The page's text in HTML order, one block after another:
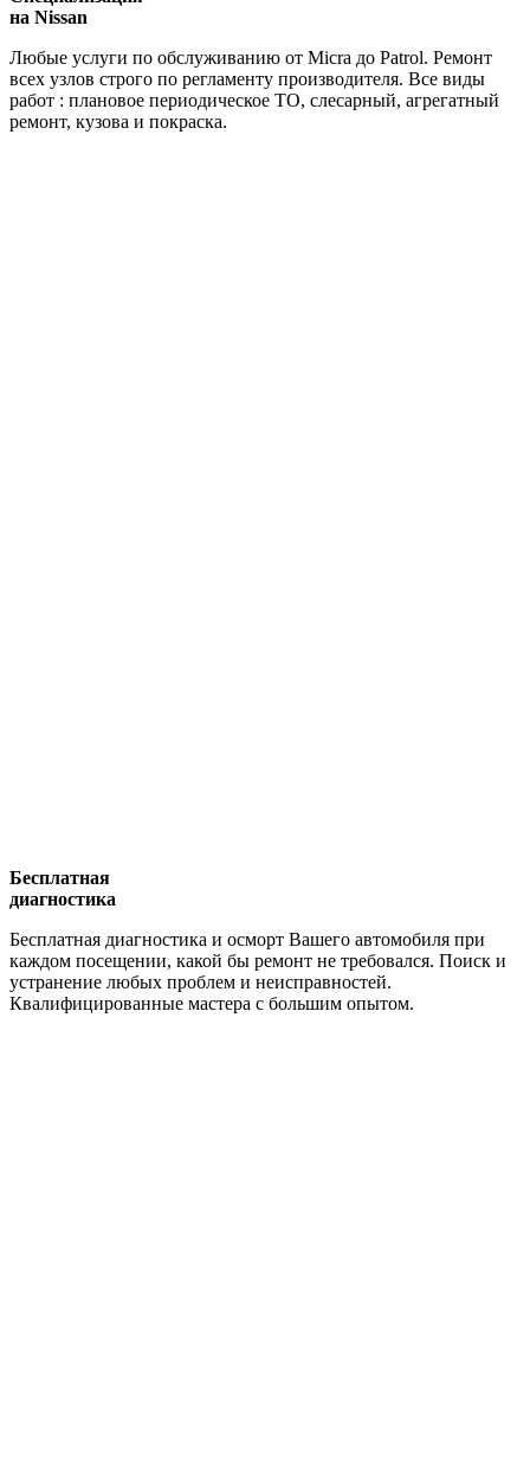
на Nissan
Любые услуги по обслуживанию от Micra до Patrol. Ремонт
всех узлов строго по регламенту производителя. Все виды
работ : плановое периодическое ТО, слесарный, агрегатный
ремонт, кузова и покраска.
Бесплатная
диагностика
Бесплатная диагностика и осморт Вашего автомобиля при
каждом посещении, какой бы ремонт не требовался. Поиск и
устранение любых проблем и неисправностей.
Квалифицированные мастера с большим опытом.